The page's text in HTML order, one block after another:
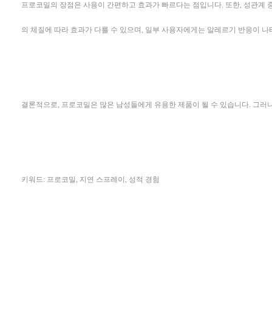
프로코밀의 장점은 사용이 간편하고 효과가 빠르다는 점입니다. 또한, 성관
의 체질에 따라 효과가 다를 수 있으며, 일부 사용자에게는 알레르기 반응이 나
결론적으로, 프로코밀은 많은 남성들에게 유용한 제품이 될 수 있습니다. 그
키워드: 프로코밀, 지연 스프레이, 성적 경험